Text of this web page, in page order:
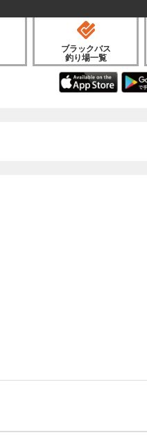
ブラックバス
釣り場一覧